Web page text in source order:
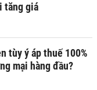
tăng giá
tùy ý áp thuế 100%
mại hàng đầu?